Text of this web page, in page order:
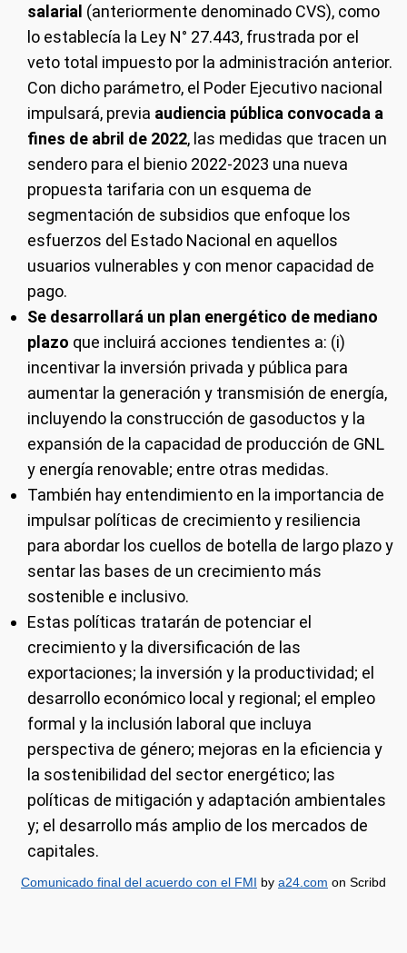
salarial (anteriormente denominado CVS), como
lo establecía la Ley N° 27.443, frustrada por el
veto total impuesto por la administración anterior.
Con dicho parámetro, el Poder Ejecutivo nacional
impulsará, previa audiencia pública convocada a
fines de abril de 2022, las medidas que tracen un
sendero para el bienio 2022-2023 una nueva
propuesta tarifaria con un esquema de
segmentación de subsidios que enfoque los
esfuerzos del Estado Nacional en aquellos
usuarios vulnerables y con menor capacidad de
pago.
Se desarrollará un plan energético de mediano
plazo que incluirá acciones tendientes a: (i)
incentivar la inversión privada y pública para
aumentar la generación y transmisión de energía,
incluyendo la construcción de gasoductos y la
expansión de la capacidad de producción de GNL
y energía renovable; entre otras medidas.
También hay entendimiento en la importancia de
impulsar políticas de crecimiento y resiliencia
para abordar los cuellos de botella de largo plazo y
sentar las bases de un crecimiento más
sostenible e inclusivo.
Estas políticas tratarán de potenciar el
crecimiento y la diversificación de las
exportaciones; la inversión y la productividad; el
desarrollo económico local y regional; el empleo
formal y la inclusión laboral que incluya
perspectiva de género; mejoras en la eficiencia y
la sostenibilidad del sector energético; las
políticas de mitigación y adaptación ambientales
y; el desarrollo más amplio de los mercados de
capitales.
Comunicado final del acuerdo con el FMI by a24.com on Scribd